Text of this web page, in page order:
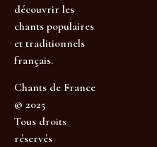
découvrir les
chants populaires
et traditionnels
français.
Chants de France
© 2025
Tous droits
réservés